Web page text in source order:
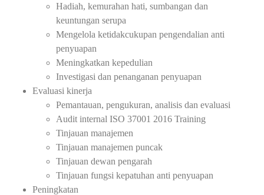
Hadiah, kemurahan hati, sumbangan dan
keuntungan serupa
Mengelola ketidakcukupan pengendalian anti
penyuapan
Meningkatkan kepedulian
Investigasi dan penanganan penyuapan
Evaluasi kinerja
Pemantauan, pengukuran, analisis dan evaluasi
Audit internal ISO 37001 2016 Training
Tinjauan manajemen
Tinjauan manajemen puncak
Tinjauan dewan pengarah
Tinjauan fungsi kepatuhan anti penyuapan
Peningkatan